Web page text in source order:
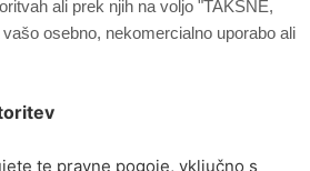
ali prek njih na voljo "TAKŠNE,
osebno, nekomercialno uporabo ali
te pravne pogoje, vključno s